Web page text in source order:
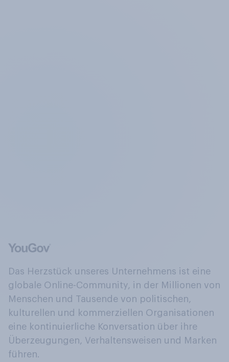
Das Herzstück unseres Unternehmens ist eine
globale Online-Community, in der Millionen von
Menschen und Tausende von politischen,
kulturellen und kommerziellen Organisationen
eine kontinuierliche Konversation über ihre
Überzeugungen, Verhaltensweisen und Marken
führen.